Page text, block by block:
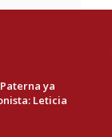
ya
Leticia